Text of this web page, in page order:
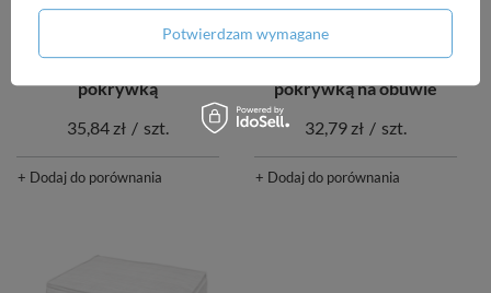
MIAMI pudełko z
pokrywką
35,84 zł / szt.
+ Dodaj do porównania
MIAMI pudełko z
pokrywką na obuwie
32,79 zł / szt.
+ Dodaj do porównania
Potwierdzam wymagane